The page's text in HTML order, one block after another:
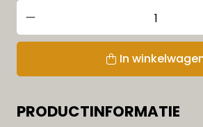
In
PRODUCTINFORMATIE